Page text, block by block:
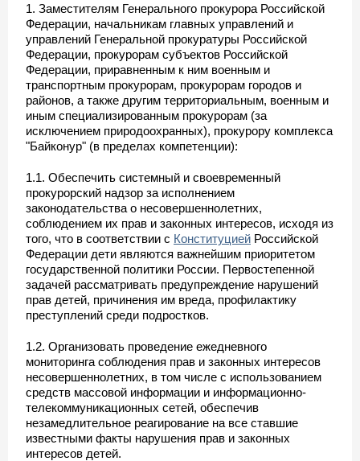
1. Заместителям Генерального прокурора Российской
Федерации, начальникам главных управлений и
управлений Генеральной прокуратуры Российской
Федерации, прокурорам субъектов Российской
Федерации, приравненным к ним военным и
транспортным прокурорам, прокурорам городов и
районов, а также другим территориальным, военным и
иным специализированным прокурорам (за
исключением природоохранных), прокурору комплекса
"Байконур" (в пределах компетенции):
1.1. Обеспечить системный и своевременный
прокурорский надзор за исполнением
законодательства о несовершеннолетних,
соблюдением их прав и законных интересов, исходя из
того, что в соответствии с Конституцией Российской
Федерации дети являются важнейшим приоритетом
государственной политики России. Первостепенной
задачей рассматривать предупреждение нарушений
прав детей, причинения им вреда, профилактику
преступлений среди подростков.
1.2. Организовать проведение ежедневного
мониторинга соблюдения прав и законных интересов
несовершеннолетних, в том числе с использованием
средств массовой информации и информационно-
телекоммуникационных сетей, обеспечив
незамедлительное реагирование на все ставшие
известными факты нарушения прав и законных
интересов детей.